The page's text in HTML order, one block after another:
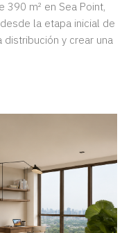
390 m² en Sea Point,
la etapa inicial de
y crear una